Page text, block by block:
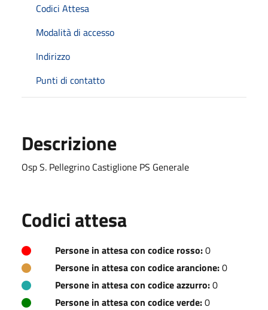
Codici Attesa
Modalità di accesso
Indirizzo
Punti di contatto
Descrizione
Osp S. Pellegrino Castiglione PS Generale
Codici attesa
Persone in attesa con codice rosso:0
Persone in attesa con codice arancione:0
Persone in attesa con codice azzurro:0
Persone in attesa con codice verde:0